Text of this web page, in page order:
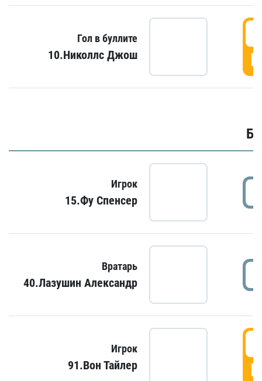
Гол в буллите
10.Николлс Джош
Игрок
15.Фу Спенсер
Вратарь
40.Лазушин Александр
Игрок
91.Вон Тайлер